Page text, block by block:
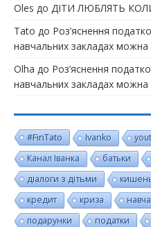
Oles до ДІТИ ЛЮБЛЯТЬ
Tato до Роз’яснення
навчальних закладах
Olha до Роз’яснення
навчальних закладах
#FinTato Ivanko
Канал Іванка
батьки
діалоги з дітьми
кредит
криза
подарунки
податки